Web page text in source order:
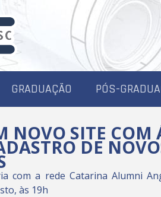
GRADUAÇÃO PÓS-
NOVO SITE COM
DE
com a rede Catarina Alumni
às 19h